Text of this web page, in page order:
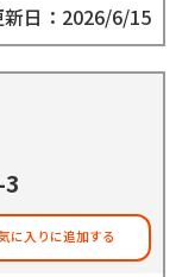
新日：2026/6/15
に入りに追加する